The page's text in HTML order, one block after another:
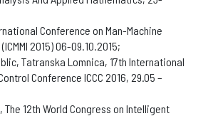
Conference on Man-Machine
2015) 06-09.10.2015;
Tatranska Lomnica, 17th International
Conference ICCC 2016, 29.05 –
The 12th World Congress on Intelligent